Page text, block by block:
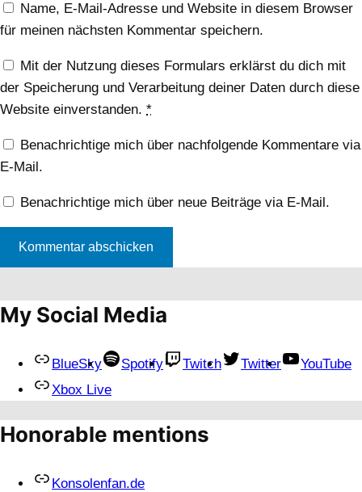
Name, E-Mail-Adresse und Website in diesem Browser
für meinen nächsten Kommentar speichern.
Mit der Nutzung dieses Formulars erklärst du dich mit
der Speicherung und Verarbeitung deiner Daten durch diese
Website einverstanden. *
Benachrichtige mich über nachfolgende Kommentare via
E-Mail.
Benachrichtige mich über neue Beiträge via E-Mail.
My Social Media
BlueSky Spotify Twitch Twitter
YouTube
Xbox Live
Honorable mentions
Konsolenfan.de